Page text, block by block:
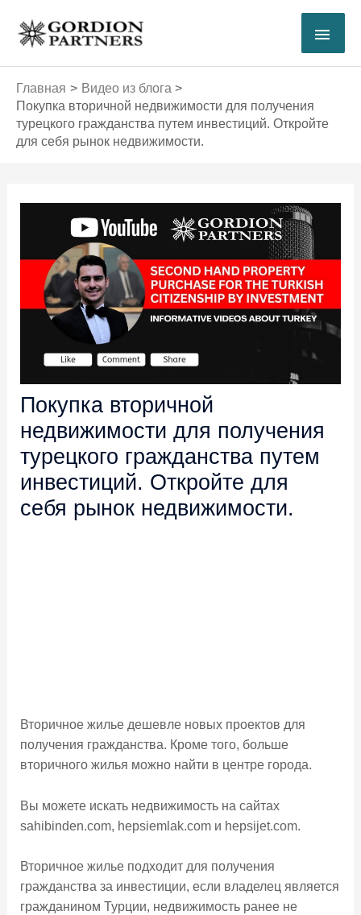
содержимому
Главная
Видео из блога
Покупка вторичной недвижимости для получения
турецкого гражданства путем инвестиций. Откройте
для себя рынок недвижимости.
Покупка вторичной
недвижимости для получения
турецкого гражданства путем
инвестиций. Откройте для
себя рынок недвижимости.
Вторичное жилье дешевле новых проектов для
получения гражданства. Кроме того, больше
вторичного жилья можно найти в центре города.
Вы можете искать недвижимость на сайтах
sahibinden.com, hepsiemlak.com и hepsijet.com.
Вторичное жилье подходит для получения
гражданства за инвестиции, если владелец является
гражданином Турции, недвижимость ранее не